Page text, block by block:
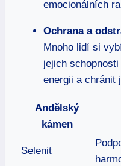
emocionálních
Ochrana a
Mnoho lidí si
jejich
energii a chránit
Andělský
kámen
Selenit